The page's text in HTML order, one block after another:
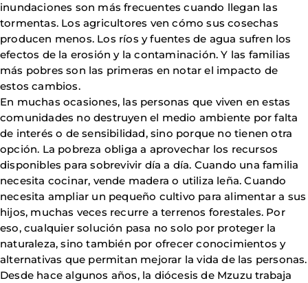
inundaciones son más frecuentes cuando llegan las
tormentas. Los agricultores ven cómo sus cosechas
producen menos. Los ríos y fuentes de agua sufren los
efectos de la erosión y la contaminación. Y las familias
más pobres son las primeras en notar el impacto de
estos cambios.
En muchas ocasiones, las personas que viven en estas
comunidades no destruyen el medio ambiente por falta
de interés o de sensibilidad, sino porque no tienen otra
opción. La pobreza obliga a aprovechar los recursos
disponibles para sobrevivir día a día. Cuando una familia
necesita cocinar, vende madera o utiliza leña. Cuando
necesita ampliar un pequeño cultivo para alimentar a sus
hijos, muchas veces recurre a terrenos forestales. Por
eso, cualquier solución pasa no solo por proteger la
naturaleza, sino también por ofrecer conocimientos y
alternativas que permitan mejorar la vida de las personas.
Desde hace algunos años, la diócesis de Mzuzu trabaja